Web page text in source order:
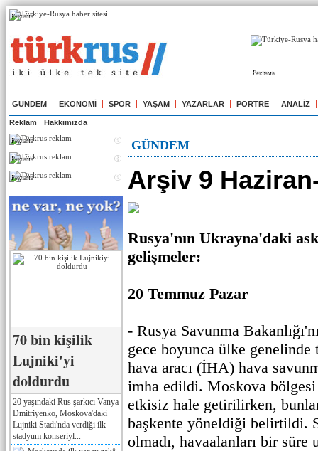
Реклама
Реклама
GÜNDEM EKONOMİ SPOR YAŞAM YAZARLAR PORTRE ANALİZ
Reklam Hakkımızda
Реклама
Реклама
Реклама
70 bin kişilik
Lujniki'yi
doldurdu
20 yaşındaki Rus şarkıcı Vanya
Dmitriyenko, Moskova'daki
Lujniki Stadı'nda verdiği ilk
stadyum konseriyl...
GÜNDEM
Arşiv 9
Rusya'nın Ukrayna'daki
gelişmeler:
20 Temmuz Pazar
- Rusya Savunma
gece boyunca ülke genelinde
hava aracı (İHA) hava
imha edildi. Moskova
etkisiz hale getirilirken,
başkente yöneldiği belirtildi.
olmadı, havaalanları bir süre